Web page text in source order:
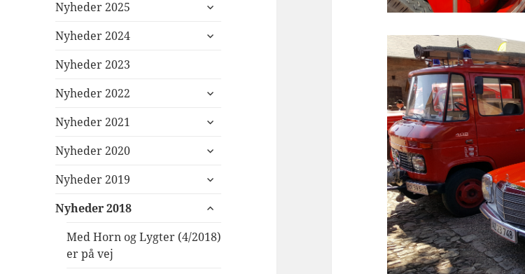
Nyheder 2025
Nyheder 2024
udvid
Nyheder 2023
Nyheder 2022
udvid
Nyheder 2021
udvid
Nyheder 2020
udvid
Nyheder 2019
udvid
Nyheder 2018
udvid
Med Horn og Lygter (4/2018)
er på vej